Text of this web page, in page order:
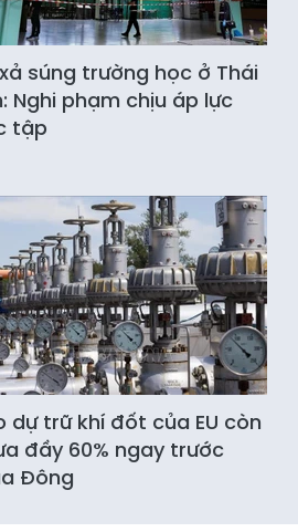
súng trường học ở Thái
Nghi phạm chịu áp lực
tập
dự trữ khí đốt của EU còn
đầy 60% ngay trước
Đông